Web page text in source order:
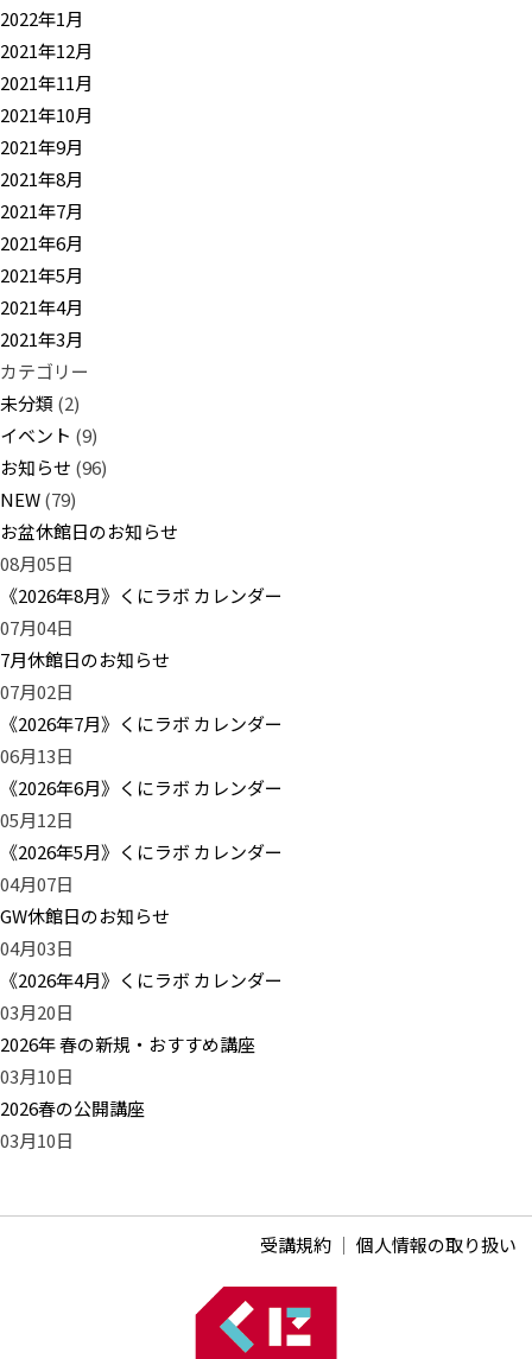
2022年1月
2021年12月
2021年11月
2021年10月
2021年9月
2021年8月
2021年7月
2021年6月
2021年5月
2021年4月
2021年3月
カテゴリー
未分類 (2)
イベント (9)
お知らせ (96)
NEW(79)
お盆休館日のお知らせ
08月05日
《2026年8月》くにラボ カレンダー
07月04日
7月休館日のお知らせ
07月02日
《2026年7月》くにラボ カレンダー
06月13日
《2026年6月》くにラボ カレンダー
05月12日
《2026年5月》くにラボ カレンダー
04月07日
GW休館日のお知らせ
04月03日
《2026年4月》くにラボ カレンダー
03月20日
2026年 春の新規・おすすめ講座
03月10日
2026春の公開講座
03月10日
受講規約｜ 個人情報の取り扱い